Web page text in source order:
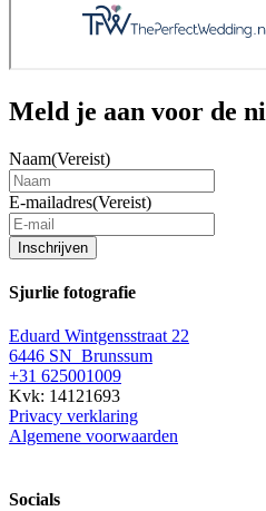
Meld je aan voor de
Naam(Vereist)
E-mailadres(Vereist)
Inschrijven
Sjurlie fotografie
Eduard Wintgensstraat 22
6446 SN Brunssum
+31 625001009
Kvk: 14121693
Privacy verklaring
Algemene voorwaarden
Socials